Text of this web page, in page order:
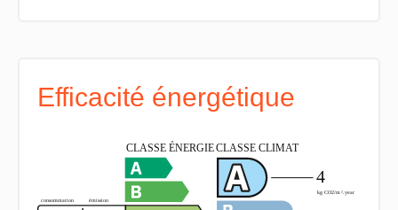
Efficacité énergétique